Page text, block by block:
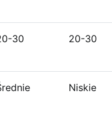
30 20-30
Niskie